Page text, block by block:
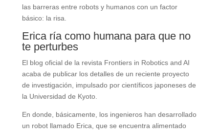
las barreras entre robots y humanos con un factor
básico: la risa.
Erica ría como humana para que no
te perturbes
El blog oficial de la revista Frontiers in Robotics and AI
acaba de publicar los detalles de un reciente proyecto
de investigación, impulsado por científicos japoneses de
la Universidad de Kyoto.
En donde, básicamente, los ingenieros han desarrollado
un robot llamado Erica, que se encuentra alimentado